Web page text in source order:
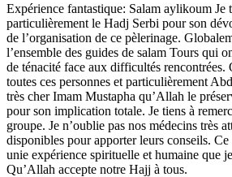
Expérience fantastique: Salam aylikoum Je
particulièrement le Hadj Serbi pour son
de l’organisation de ce pèlerinage.
l’ensemble des guides de salam Tours qui
de ténacité face aux difficultés rencontrées.
toutes ces personnes et particulièrement
très cher Imam Mustapha qu’Allah le
pour son implication totale. Je tiens à
groupe. Je n’oublie pas nos médecins très
disponibles pour apporter leurs conseils.
unie expérience spirituelle et humaine que
Qu’Allah accepte notre Hajj à tous.